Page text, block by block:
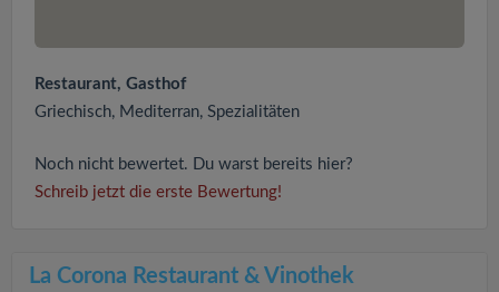
Restaurant, Gasthof
Griechisch, Mediterran, Spezialitäten
Noch nicht bewertet. Du warst bereits hier?
Schreib jetzt die erste Bewertung!
La Corona Restaurant & Vinothek